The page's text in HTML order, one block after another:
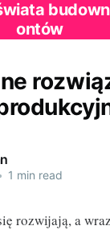
ontów
1 min read
rozwijają, a